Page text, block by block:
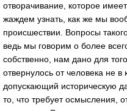
отворачивание, которое
жаждем узнать, как же мы
происшествии. Вопросы
ведь мы говорим о более
собственно, нам дано для
отвернулось от человека не
допускающий историческую
то, что требует осмысления,